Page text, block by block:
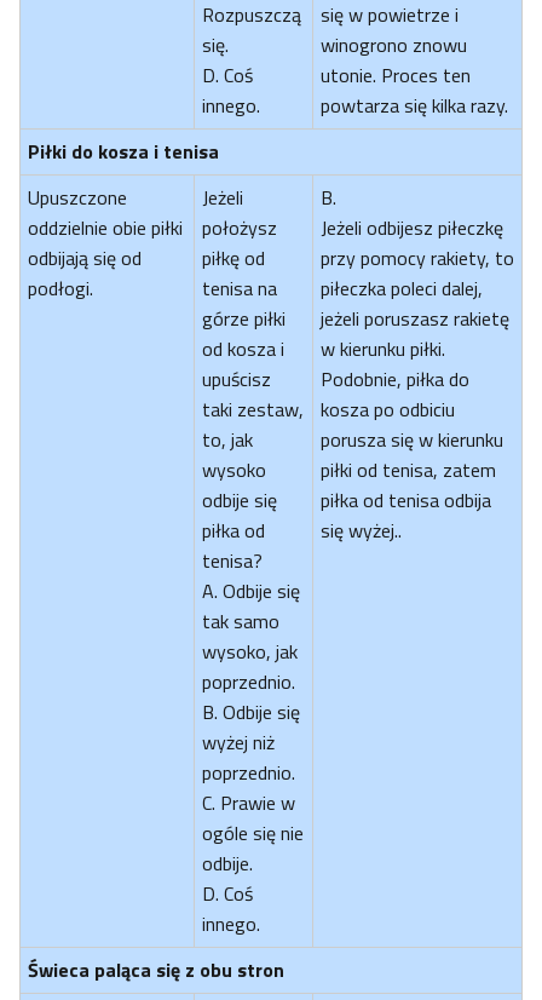
Rozpuszczą
się.
D. Coś
innego.
się w powietrze i
winogrono znowu
utonie. Proces ten
powtarza się kilka razy.
Piłki do kosza i tenisa
Upuszczone
oddzielnie obie piłki
odbijają się od
podłogi.
Jeżeli
położysz
piłkę od
tenisa na
górze piłki
od kosza i
upuścisz
taki zestaw,
to, jak
wysoko
odbije się
piłka od
tenisa?
A. Odbije się
tak samo
wysoko, jak
poprzednio.
B. Odbije się
wyżej niż
poprzednio.
C. Prawie w
ogóle się nie
odbije.
D. Coś
innego.
B.
Jeżeli odbijesz piłeczkę
przy pomocy rakiety, to
piłeczka poleci dalej,
jeżeli poruszasz rakietę
w kierunku piłki.
Podobnie, piłka do
kosza po odbiciu
porusza się w kierunku
piłki od tenisa, zatem
piłka od tenisa odbija
się wyżej..
Świeca paląca się z obu stron